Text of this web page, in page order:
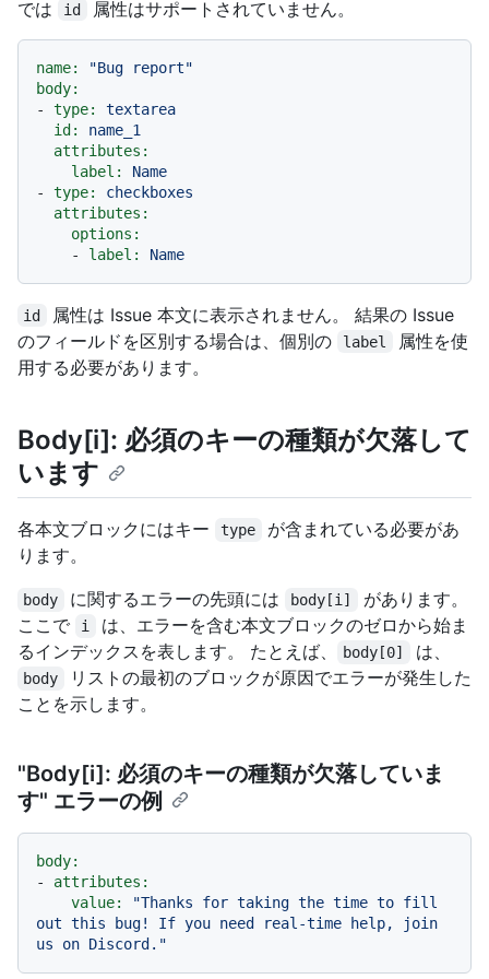
では id 属性はサポートされていません。
name:
"Bug report"
body:
-
type:
textarea
id:
name_1
attributes:
label:
Name
-
type:
checkboxes
attributes:
options:
-
label: Name
id
属性は Issue 本文に表示されません。 結果の Issue
のフィールドを区別する場合は、個別の
label
属性を使
用する必要があります。
Body[i]: 必須のキーの種類が欠落して
います
各本文ブロックにはキー type
が含まれている必要があ
ります。
body に関するエラーの先頭には body[i]
があります。
ここで
i
は、エラーを含む本文ブロックのゼロから始ま
るインデックスを表します。 たとえば、
body[0] は、
body
リストの最初のブロックが原因でエラーが発生した
ことを示します。
"Body[i]: 必須のキーの種類が欠落していま
す" エラーの例
body:
-
attributes:
value:
"Thanks for taking the time to fill
out this bug! If you need real-time help, join
us on Discord."